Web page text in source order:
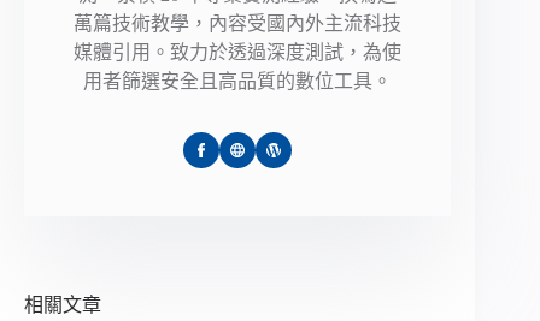
萬篇技術教學，內容受國內外主流科技
媒體引用。致力於透過深度測試，為使
用者篩選安全且高品質的數位工具。
相關文章